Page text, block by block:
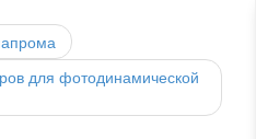
для фотодинамической